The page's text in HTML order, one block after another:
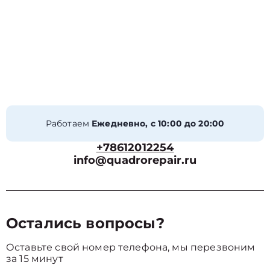
Работаем Ежедневно, с 10:00 до 20:00
+78612012254
info@quadrorepair.ru
Остались вопросы?
Оставьте свой номер телефона, мы перезвоним
за 15 минут